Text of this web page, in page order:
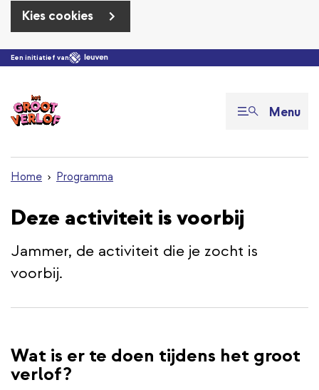
Kies cookies
Overslaan en naar de inhoud gaan
Een initiatief van
Menu
Home Programma
Deze activiteit is voorbij
Jammer, de activiteit die je zocht is
voorbij.
Wat is er te doen tijdens het groot
verlof?